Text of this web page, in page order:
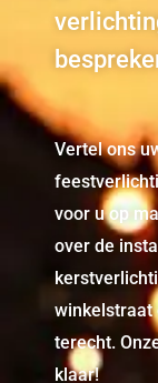
Vertel ons
voor u op
over de
winkelstraat
terecht.
klaar!